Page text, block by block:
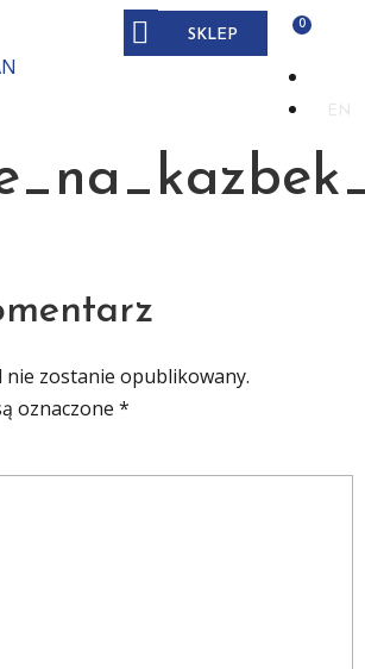
SKLEP
EN
nie zostanie opublikowany.
oznaczone *